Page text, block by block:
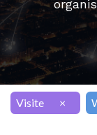
Visite ×